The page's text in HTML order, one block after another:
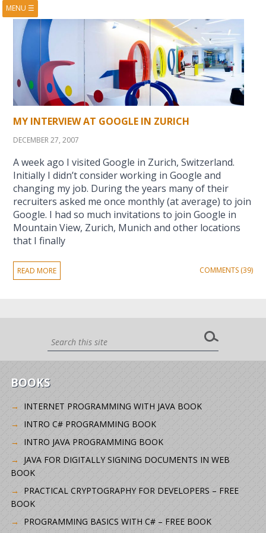
MENU ☰
ABOUT
COURSES
VIDEOS
PRESENTATIONS
RESEARCH
PUBLICATIONS
CONTACTS
MY INTERVIEW AT GOOGLE IN ZURICH
DECEMBER 27, 2007
A week ago I visited Google in Zurich, Switzerland.
Initially I didn’t consider working in Google and
changing my job. During the years many of their
recruiters asked me once monthly (at average) to join
Google. I had so much invitations to join Google in
Mountain View, Zurich, Munich and other locations
that I finally
READ MORE COMMENTS (39)
BOOKS
INTERNET PROGRAMMING WITH JAVA BOOK
INTRO C# PROGRAMMING BOOK
INTRO JAVA PROGRAMMING BOOK
JAVA FOR DIGITALLY SIGNING DOCUMENTS IN WEB
BOOK
PRACTICAL CRYPTOGRAPHY FOR DEVELOPERS – FREE
BOOK
PROGRAMMING BASICS WITH C# – FREE BOOK